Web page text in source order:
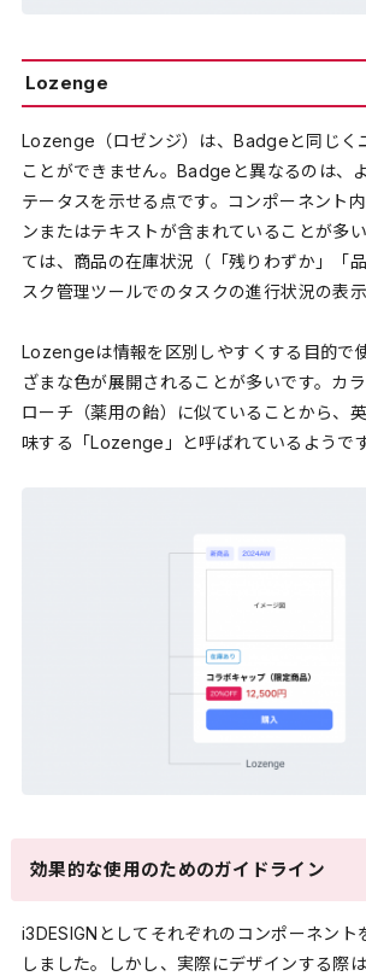
Lozenge
Lozenge（ロゼンジ）は、Badgeと同じく
ことができません。Badgeと異なるのは、
テータスを示せる点です。コンポーネント
ンまたはテキストが含まれていることが多
ては、商品の在庫状況（「残りわずか」「
スク管理ツールでのタスクの進行状況の表示
Lozengeは情報を区別しやすくする目的で
ざまな色が展開されることが多いです。カ
ローチ（薬用の飴）に似ていることから、
味する「Lozenge」と呼ばれているようです
効果的な使用のためのガイドライン
i3DESIGNとしてそれぞれのコンポーネント
しました。しかし、実際にデザインする際